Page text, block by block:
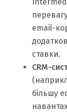
email-
ставки.
CRM-
більшу